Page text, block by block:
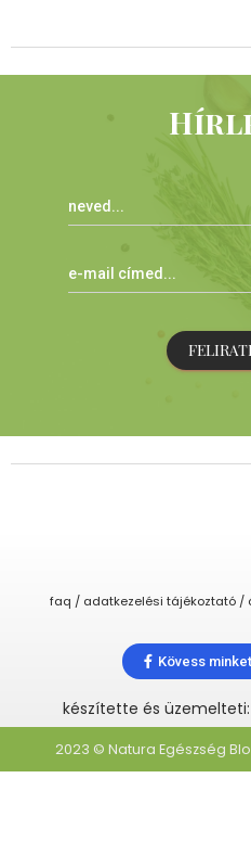
faq / adatkezelési tájékoztató /
Kövess
készítette és
2023 © Natura Egészség